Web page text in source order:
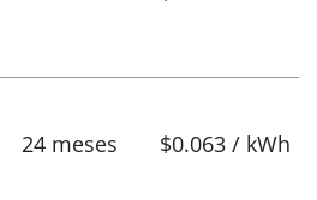
24 meses $0.063 / kWh